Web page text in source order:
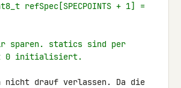
refSpec[SPECPOINTS + 1] =
sparen. statics sind per
0 initialisiert.
nicht drauf verlassen. Da die